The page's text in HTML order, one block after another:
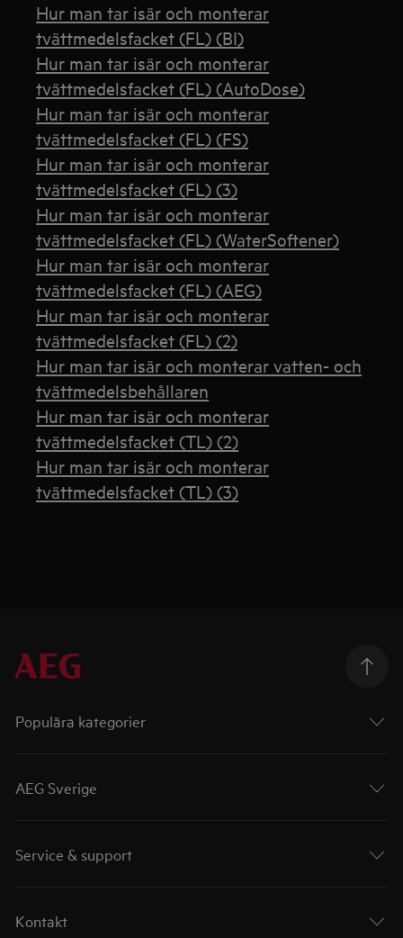
Hur man tar isär och monterar
tvättmedelsfacket (FL) (BI)
Hur man tar isär och monterar
tvättmedelsfacket (FL) (AutoDose)
Hur man tar isär och monterar
tvättmedelsfacket (FL) (FS)
Hur man tar isär och monterar
tvättmedelsfacket (FL) (3)
Hur man tar isär och monterar
tvättmedelsfacket (FL) (WaterSoftener)
Hur man tar isär och monterar
tvättmedelsfacket (FL) (AEG)
Hur man tar isär och monterar
tvättmedelsfacket (FL) (2)
Hur man tar isär och monterar vatten- och
tvättmedelsbehållaren
Hur man tar isär och monterar
tvättmedelsfacket (TL) (2)
Hur man tar isär och monterar
tvättmedelsfacket (TL) (3)
Populära kategorier
AEG Sverige
Service & support
Kontakt